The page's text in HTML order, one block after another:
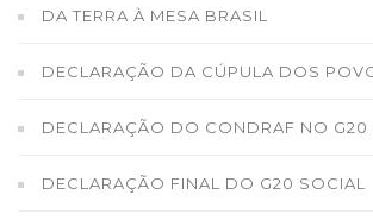
DA TERRA À MESA BRASIL
DECLARAÇÃO DA CÚPULA DOS
DECLARAÇÃO DO CONDRAF NO G20
DECLARAÇÃO FINAL DO G20 SOCIAL